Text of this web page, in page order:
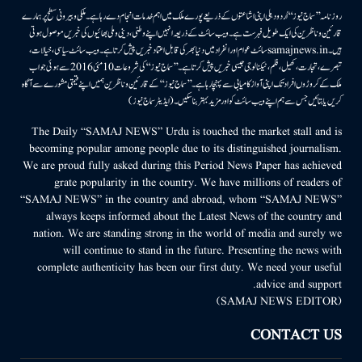
روزنامہ ’’سماج نیوز‘‘ اُردو دہلی اپنی اشاعتوں کے ذریعے پورے ملک میں اہم خدمات انجام دے رہا ہے۔ ملکی وبیرونی سطح پر ہمارے
قارئین وناظرین کی ایک طویل فہرست ہے۔ ویب سائٹ کے ذریعہ انہیں اپنے وطنی، دینی وملی بھائیوں کی خبریں موصول ہوتی
ہیں۔samajnews.inسائٹ عوام اور انفراد میں دنیا بھر کی قابل اعتماد خبریں پیش کرتا ہے۔ ویب سائٹ سیاسی، خیالات،
تبصرے، تجارت، کھیل، فلم، ٹیکنالوجی جیسی خبریں پیش کرتا ہے۔ ’’سماج نیوز‘‘ کی شروعات 10مئی 2016 سے ہوئی جو اب
ملک کے کروڑوں افراد تک اپنی آواز کامیابی سے پہنچا رہا ہے۔ ’’سماج نیوز‘‘ کے قارئین وناظرین ہمیں اپنے قیمتی مشورے سے آگاہ
کریں یا بتائیں جس سے ہم اپنے ویب سائٹ کو اور مزید بہتر بناسکیں۔ (ایڈیٹر سماج نیوز)
The Daily “SAMAJ NEWS” Urdu is touched the market stall and is
becoming popular among people due to its distinguished journalism.
We are proud fully asked during this Period News Paper has achieved
grate popularity in the country. We have millions of readers of
“SAMAJ NEWS” in the country and abroad, whom “SAMAJ NEWS”
always keeps informed about the Latest News of the country and
nation. We are standing strong in the world of media and surely we
will continue to stand in the future. Presenting the news with
complete authenticity has been our first duty. We need your useful
advice and support.
(SAMAJ NEWS EDITOR)
CONTACT US